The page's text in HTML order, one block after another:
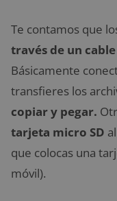
Te contamos que
través de un
Básicamente
transfieres los
copiar y pegar.
tarjeta micro SD
que colocas una
móvil).